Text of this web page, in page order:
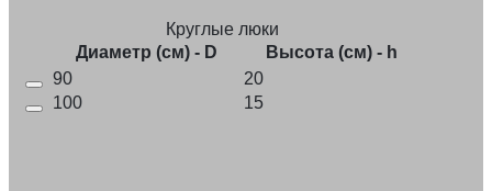
Круглые люки
Диаметр (см) - D
Высота (см) - h
90
20
100
15